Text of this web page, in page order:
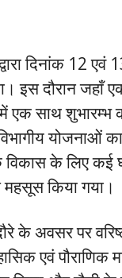
दिनांक 12
इस दौरान जहाँ
एक साथ शुभारम्भ
योजनाओं
के विकास के लिए
महसूस किया गया।
के अवसर पर
एवं